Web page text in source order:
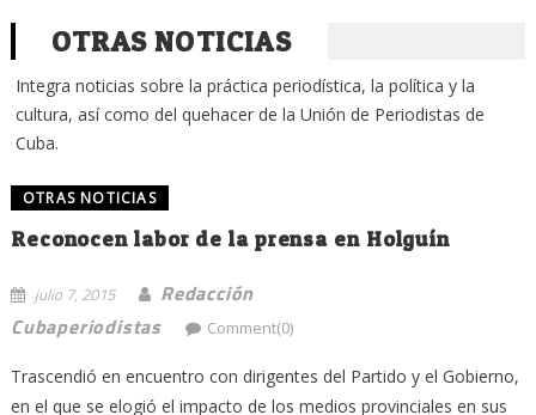
OTRAS NOTICIAS
Integra noticias sobre la práctica periodística, la política y la
cultura, así como del quehacer de la Unión de Periodistas de
Cuba.
OTRAS NOTICIAS
Reconocen labor de la prensa en Holguín
julio 7, 2015
Redacción
Cubaperiodistas
Comment(0)
Trascendió en encuentro con dirigentes del Partido y el Gobierno,
en el que se elogió el impacto de los medios provinciales en sus